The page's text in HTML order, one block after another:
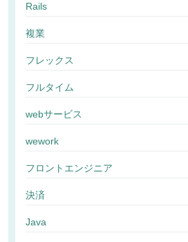
Rails
複業
フレックス
フルタイム
webサービス
wework
フロントエンジニア
決済
Java